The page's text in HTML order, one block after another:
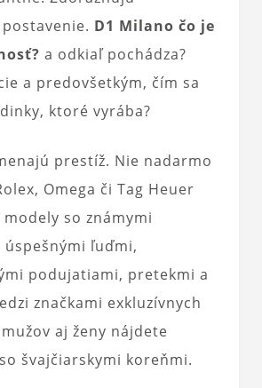
D1 Milano čo je
a odkiaľ pochádza?
a predovšetkým, čím sa
ktoré vyrába?
prestíž. Nie nadarmo
Omega či Tag Heuer
so známymi
ľuďmi,
podujatiami, pretekmi a
značkami exkluzívnych
aj ženy nájdete
švajčiarskymi koreňmi.